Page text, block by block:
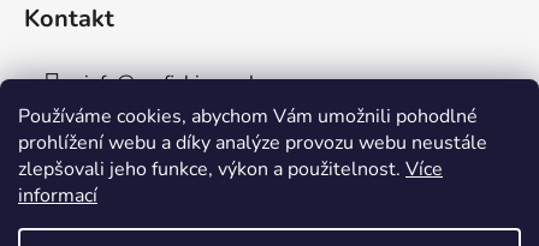
Používáme cookies, abychom Vám umožnili pohodlné
prohlížení webu a díky analýze provozu webu neustále
zlepšovali jeho funkce, výkon a použitelnost. Více
informací
Kontakt
info@aaafishingpraha.cz
778 011 878